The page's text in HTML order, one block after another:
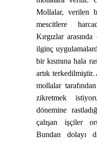
Mollalar, verilen
mescitlere
Kırgızlar
ilginç
bir kısmına hala
artık terkedilmiştir.
mollalar
zikretmek
dönemine
çalışan işçiler
Bundan dolayı